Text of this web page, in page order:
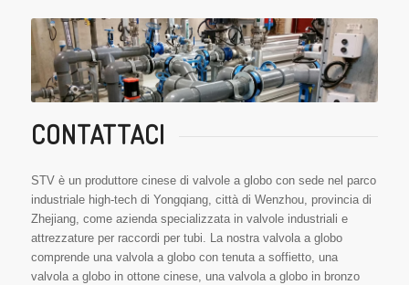
CONTATTACI
STV è un produttore cinese di valvole a globo con sede nel parco
industriale high-tech di Yongqiang, città di Wenzhou, provincia di
Zhejiang, come azienda specializzata in valvole industriali e
attrezzature per raccordi per tubi. La nostra valvola a globo
comprende una valvola a globo con tenuta a soffietto, una
valvola a globo in ottone cinese, una valvola a globo in bronzo